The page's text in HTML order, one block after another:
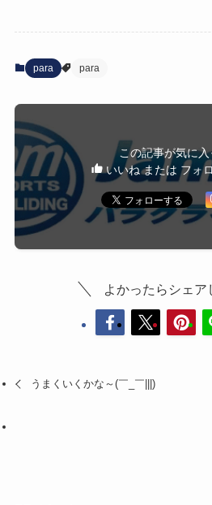
para para
この記事が気に
いいね または フォ
よかったらシェア
うまくいくかな～(￣_￣|||)